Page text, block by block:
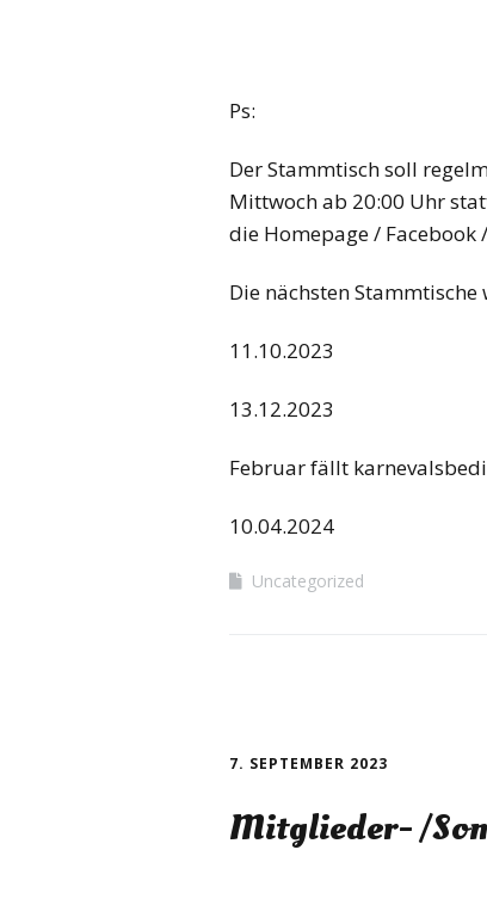
Ps:
Der Stammtisch soll
Mittwoch ab 20:00 Uhr
die Homepage / Facebook
Die nächsten Stammtische
11.10.2023
13.12.2023
Februar fällt
10.04.2024
Uncategorized
7. SEPTEMBER 2023
Mitglieder- /